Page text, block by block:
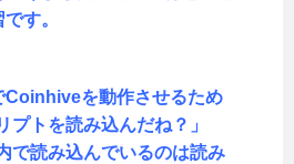
す。
Coinhiveを動作させるため
プトを読み込んだね？」
で読み込んでいるのは読み